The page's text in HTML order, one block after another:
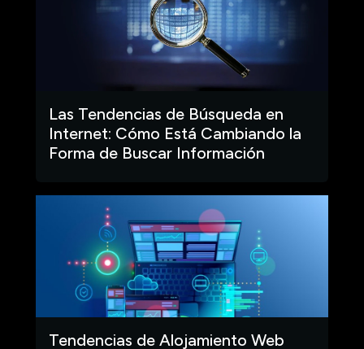
Las Tendencias de Búsqueda en
Internet: Cómo Está Cambiando la
Forma de Buscar Información
Tendencias de Alojamiento Web